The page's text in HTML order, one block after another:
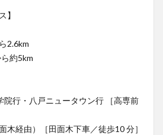
】
2.6km
約5km
行・八戸ニュータウン行 ［高専前
木経由）［田面木下車／徒歩10 分］